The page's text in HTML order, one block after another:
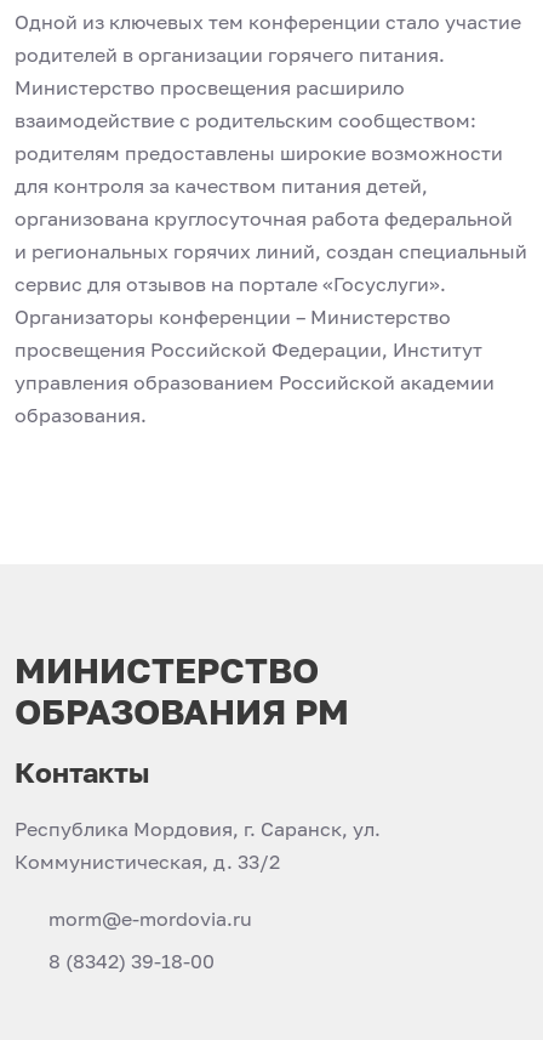
Одной из ключевых тем конференции стало участие
родителей в организации горячего питания.
Министерство просвещения расширило
взаимодействие с родительским сообществом:
родителям предоставлены широкие возможности
для контроля за качеством питания детей,
организована круглосуточная работа федеральной
и региональных горячих линий, создан специальный
сервис для отзывов на портале «Госуслуги».
Организаторы конференции – Министерство
просвещения Российской Федерации, Институт
управления образованием Российской академии
образования.
МИНИСТЕРСТВО
ОБРАЗОВАНИЯ РМ
Контакты
Республика Мордовия, г. Саранск, ул.
Коммунистическая, д. 33/2
morm@e-mordovia.ru
8 (8342) 39-18-00